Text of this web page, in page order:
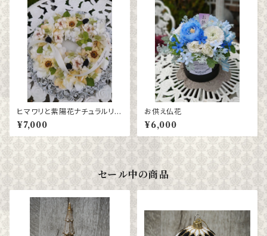
ヒマワリと紫陽花ナチュラルリー
ス
¥7,000
お供え仏花
¥6,000
セール中の商品